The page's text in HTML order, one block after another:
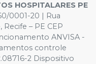
HOSPITALARES PE
0001-20 | Rua
– PE CEP
ANVISA -
controle
2 Dispositivo